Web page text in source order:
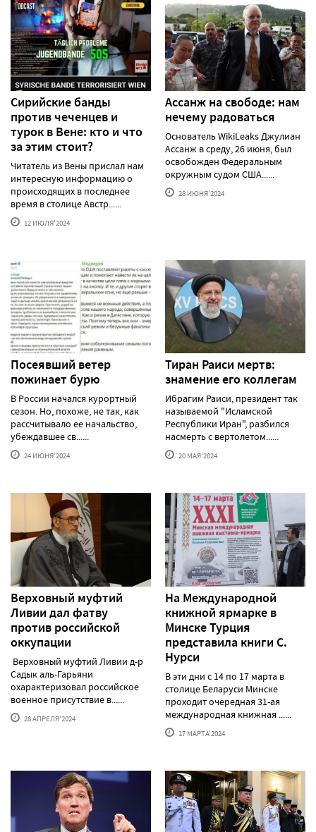
Сирийские банды
против чеченцев и
турок в Вене: кто и что
за этим стоит?
Читатель из Вены прислал нам
интересную информацию о
происходящих в последнее
время в столице Австр......
12 ИЮЛЯ'2024
Ассанж на свободе: нам
нечему радоваться
Основатель WikiLeaks Джулиан
Ассанж в среду, 26 июня, был
освобожден Федеральным
окружным судом США......
28 ИЮНЯ'2024
Посеявший ветер
пожинает бурю
В России начался курортный
сезон. Но, похоже, не так, как
рассчитывало ее начальство,
убеждавшее св......
24 ИЮНЯ'2024
Тиран Раиси мертв:
знамение его коллегам
Ибрагим Раиси, президент так
называемой "Исламской
Республики Иран", разбился
насмерть с вертолетом......
20 МАЯ'2024
Верховный муфтий
Ливии дал фатву
против российской
оккупации
Верховный муфтий Ливии д-р
Садык аль-Гарьяни
охарактеризовал российское
военное присутствие в......
28 АПРЕЛЯ'2024
На Международной
книжной ярмарке в
Минске Турция
представила книги С.
Нурси
В эти дни с 14 по 17 марта в
столице Беларуси Минске
проходит очередная 31-ая
международная книжная ......
17 МАРТА'2024